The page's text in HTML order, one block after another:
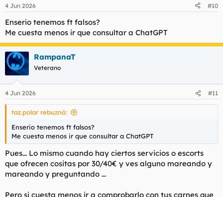
e
:
4 Jun 2026 #10
Enserio tenemos ft falsos?
Me cuesta menos ir que consultar a ChatGPT
RampanaT
Veterano
4 Jun 2026 #11
taz.polar rebuznó:
Enserio tenemos ft falsos?
Me cuesta menos ir que consultar a ChatGPT
Pues... Lo mismo cuando hay ciertos servicios o escorts
que ofrecen cositas por 30/40€ y ves alguno mareando y
mareando y preguntando ...
Pero si cuesta menos ir a comprobarlo con tus carnes que